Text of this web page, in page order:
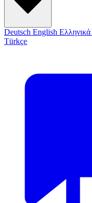
Deutsch English Ελληνικά
Türkçe